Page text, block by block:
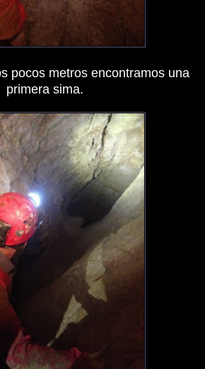
pocos metros encontramos una
primera sima.